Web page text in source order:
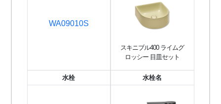
WA09010S
スキニブル400 ライムグ
ロッシー 目皿セット
水栓 水栓名